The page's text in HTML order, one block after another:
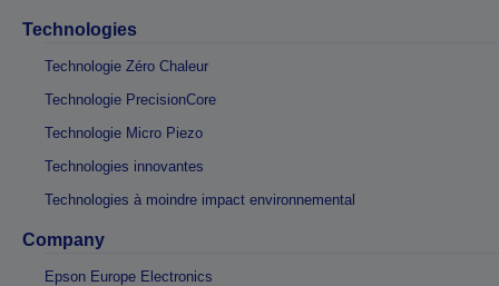
Technologies
Technologie Zéro Chaleur
Technologie PrecisionCore
Technologie Micro Piezo
Technologies innovantes
Technologies à moindre impact environnemental
Company
Epson Europe Electronics